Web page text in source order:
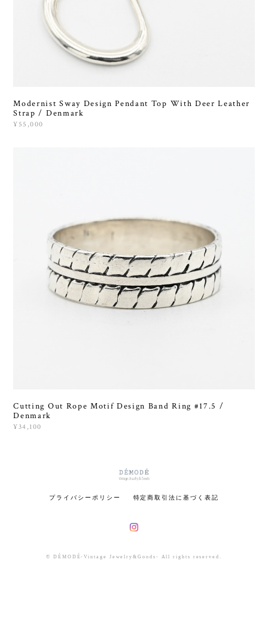
Modernist Sway Design Pendant Top With Deer Leather
Strap / Denmark
¥55,000
Cutting Out Rope Motif Design Band Ring #17.5 /
Denmark
¥34,100
プライバシーポリシー 特定商取引法に基づく表記
© DÉMODÉ-Vintage Jewelry&Goods- All rights reserved.